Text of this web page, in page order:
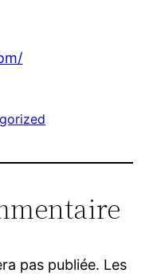
pas publiée. Les